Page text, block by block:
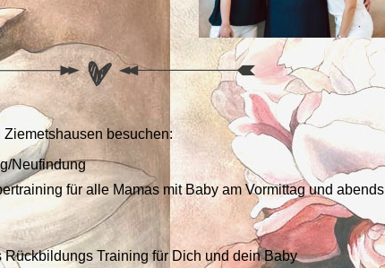
besuchen:
Neufindung
für alle Mamas mit Baby am Vormittag und abends
Rückbildungs Training für Dich und dein Baby